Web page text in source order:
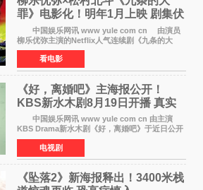
罪》电影化！明年1月上映 剧集伏
笔将全面揭晓
中国娱乐网讯 www yule com cn 由演员
柳乐优弥主演的Netflix人气连续剧《九条的大
罪》正式宣布改编为电影，将于明年1月8日全国
上映。柳乐优弥与SixTONES松村北斗再度联
手，为观众带来这部
看电影
《好，离婚吧》主海报公开！
KBS新水木剧8月19日开播 真实
离婚体验记来袭
中国娱乐网讯 www yule com cn 由主演
KBS Drama新水木剧《好，离婚吧》于近日公开
主海报，正式进入开播倒计时。 海报中，男
女主角背对背站立，各自望向不同方向，中央的
空白与冷漠的表情
电视剧
《坠落2》新海报释出！3400米栈